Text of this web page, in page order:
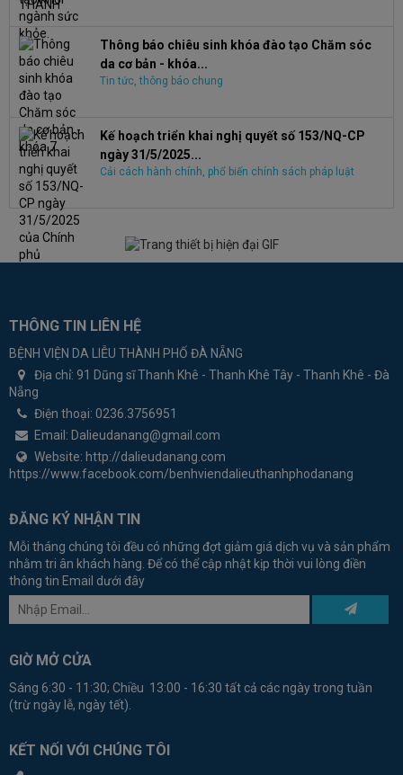
Thông báo chiêu sinh khóa đào tạo Chăm sóc
da cơ bản - khóa...
Tin tức, thông báo chung
Kế hoạch triển khai nghị quyết số 153/NQ-CP
ngày 31/5/2025...
Cải cách hành chính, phổ biến chính sách pháp luật
THÔNG TIN LIÊN HỆ
BỆNH VIỆN DA LIỄU THÀNH PHỐ ĐÀ NẴNG
Địa chỉ: 91 Dũng sĩ Thanh Khê - Thanh Khê Tây - Thanh Khê - Đà
Nẵng
Điện thoại: 0236.3756951
Email: Dalieudanang@gmail.com
Website: http://dalieudanang.com
https://www.facebook.com/benhviendalieuthanhphodanang
ĐĂNG KÝ NHẬN TIN
Mỗi tháng chúng tôi đều có những đợt giảm giá dịch vụ và sản phẩm
nhằm tri ân khách hàng. Để có thể cập nhật kịp thời vui lòng điền
thông tin Email dưới đây
GIỜ MỞ CỬA
Sáng 6:30 - 11:30; Chiều 13:00 - 16:30 tất cả các ngày trong tuần
(trừ ngày lễ, ngày tết).
KẾT NỐI VỚI CHÚNG TÔI